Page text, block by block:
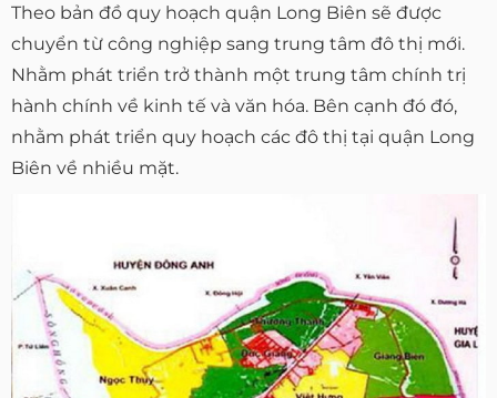
Theo bản đồ quy hoạch quận Long Biên sẽ được
chuyển từ công nghiệp sang trung tâm đô thị mới.
Nhằm phát triển trở thành một trung tâm chính trị
hành chính về kinh tế và văn hóa. Bên cạnh đó đó,
nhằm phát triển quy hoạch các đô thị tại quận Long
Biên về nhiều mặt.